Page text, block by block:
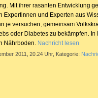
Mit ihrer rasanten Entwicklung
Expertinnen und Experten aus
je versuchen, gemeinsam
oder Diabetes zu bekämpfen.
Nährboden. Nachricht lesen
2011, 20.24 Uhr, Kategorie: